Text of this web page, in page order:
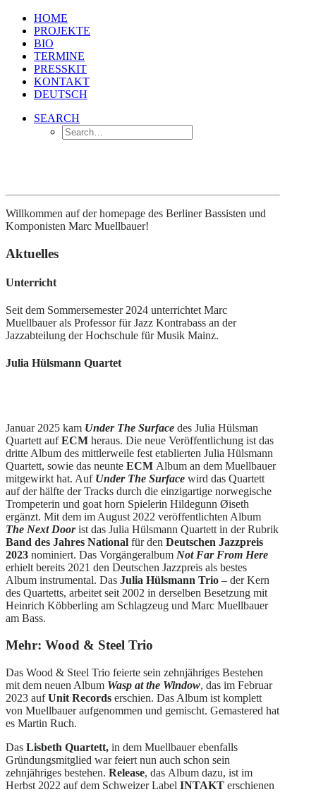
HOME
PROJEKTE
BIO
TERMINE
PRESSKIT
KONTAKT
DEUTSCH
SEARCH
Willkommen auf der homepage des Berliner Bassisten und
Komponisten Marc Muellbauer!
Aktuelles
Unterricht
Seit dem Sommersemester 2024 unterrichtet Marc
Muellbauer als Professor für Jazz Kontrabass an der
Jazzabteilung der Hochschule für Musik Mainz.
Julia Hülsmann Quartet
Januar 2025 kam Under The Surface des Julia Hülsman
Quartett aufECM heraus. Die neue Veröffentlichung ist das
dritte Album des mittlerweile fest etablierten Julia Hülsmann
Quartett, sowie das neunte ECM Album an dem Muellbauer
mitgewirkt hat. Auf Under The Surface wird das Quartett
auf der hälfte der Tracks durch die einzigartige norwegische
Trompeterin und goat horn Spielerin Hildegunn Øiseth
ergänzt. Mit dem im August 2022 veröffentlichten Album
The Next Doorist das Julia Hülsmann Quartett in der Rubrik
Band des Jahres National für den Deutschen Jazzpreis
2023 nominiert. Das Vorgängeralbum Not Far From Here
erhielt bereits 2021 den Deutschen Jazzpreis als bestes
Album instrumental. Das Julia Hülsmann Trio – der Kern
des Quartetts, arbeitet seit 2002 in derselben Besetzung mit
Heinrich Köbberling am Schlagzeug und Marc Muellbauer
am Bass.
Mehr: Wood & Steel Trio
Das Wood & Steel Trio feierte sein zehnjähriges Bestehen
mit dem neuen Album Wasp at the Window, das im Februar
2023 aufUnit Records erschien. Das Album ist komplett
von Muellbauer aufgenommen und gemischt. Gemastered hat
es Martin Ruch.
Das Lisbeth Quartett, in dem Muellbauer ebenfalls
Gründungsmitglied war feiert nun auch schon sein
zehnjähriges bestehen. Release, das Album dazu, ist im
Herbst 2022 auf dem Schweizer Label INTAKT erschienen